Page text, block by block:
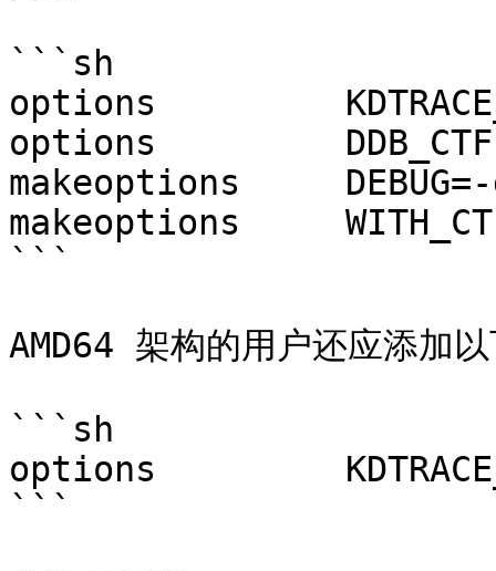
```sh
options
options         DDB_CTF
makeoptions	DEBUG=-g
makeoptions	WITH_CTF=1
```
AMD64 架构的用户还应添加
```sh
options
```